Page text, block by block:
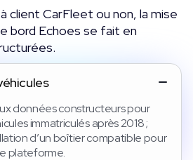
client CarFleet ou non, la mise
bord Echoes se fait en
données constructeurs pour
immatriculés après 2018 ;
d’un boîtier compatible pour
plateforme.